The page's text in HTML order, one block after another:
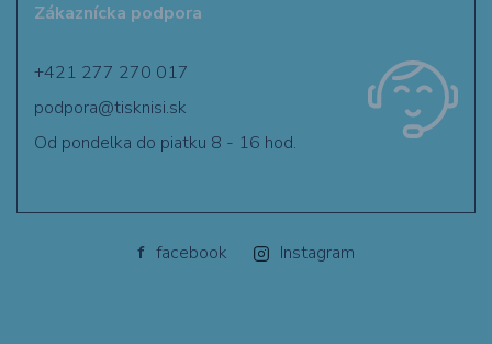
Zákaznícka podpora
+421 277 270 017
podpora@tisknisi.sk
Od pondelka do piatku 8 - 16 hod.
f facebook Instagram